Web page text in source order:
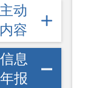
动
容
息
报